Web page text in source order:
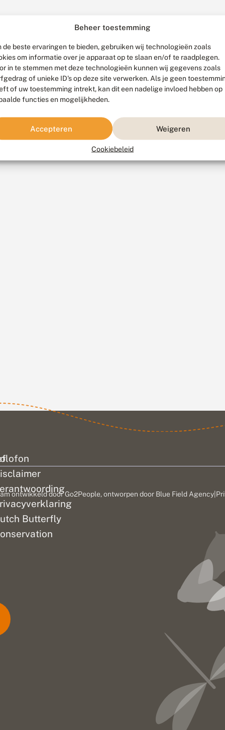
Beheer toestemming
de beste ervaringen te bieden, gebruiken wij technologieën zoals
om informatie over je apparaat op te slaan en/of te raadplegen.
in te stemmen met deze technologieën kunnen wij gegevens zoals
of unieke ID's op deze site verwerken. Als je geen
of uw toestemming intrekt, kan dit een nadelige invloed hebben op
functies en mogelijkheden.
Accepteren Weigeren
Cookiebeleid
Butterfly
ontwikkeld doorGo2People, ontworpen door Blue Field Agency